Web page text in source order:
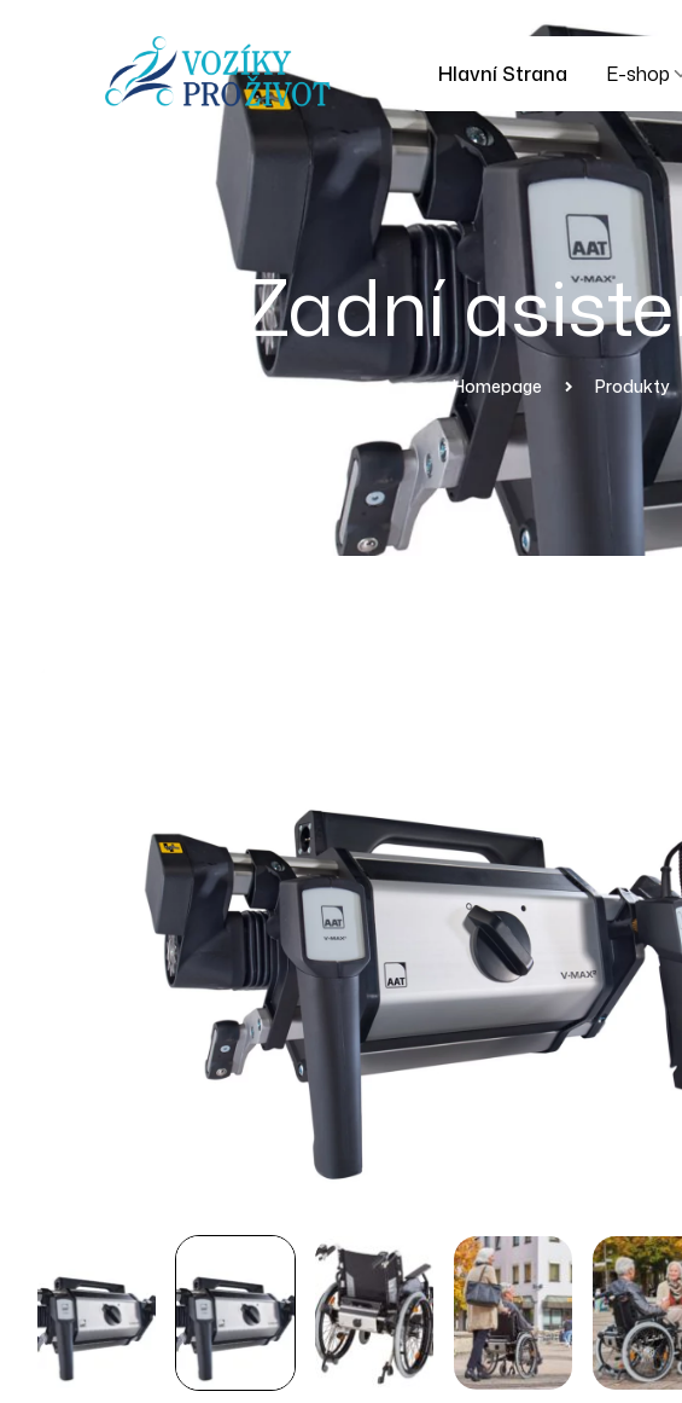
Hlavní Strana E-shop
Zadní
Homepage Produkty